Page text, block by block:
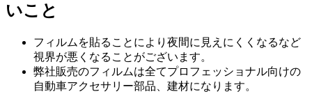
いこと
フィルムを貼ることにより夜間に見えにくくなるなど
視界が悪くなることがございます。
弊社販売のフィルムは全てプロフェッショナル向けの
自動車アクセサリー部品、建材になります。